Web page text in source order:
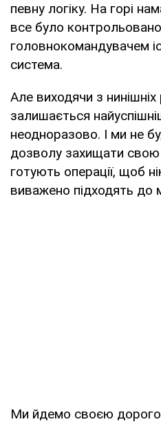
певну логіку. На горі
все було
головнокомандувачем
система.
Але виходячи з
залишається
неодноразово. І ми не
дозволу захищати
готують операції, щоб
виважено підходять до
Ми йдемо своєю